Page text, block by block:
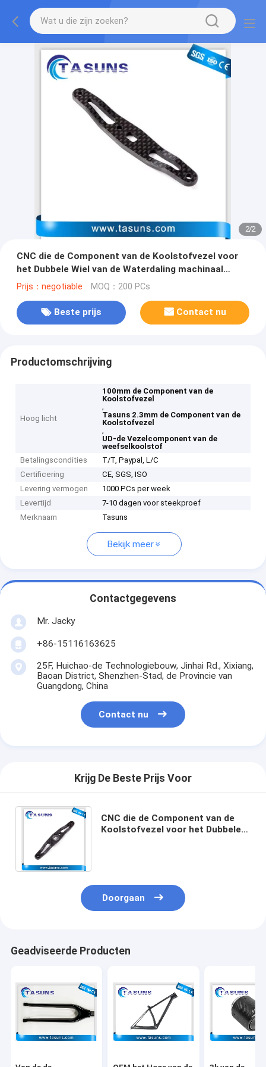
2/2
CNC die de Component van de Koolstofvezel voor
het Dubbele Wiel van de Waterdaling machinaal
bewerken
Prijs：negotiable MOQ：200 PCs
Beste prijs Contact nu
Productomschrijving
Hoog licht
100mm de Component van de
Koolstofvezel
,
Tasuns 2.3mm de Component van de
Koolstofvezel
,
UD-de Vezelcomponent van de
weefselkoolstof
Betalingscondities
T/T, Paypal, L/C
Certificering
CE, SGS, ISO
Levering vermogen
1000 PCs per week
Levertijd
7-10 dagen voor steekproef
Merknaam
Tasuns
Bekijk meer
Contactgegevens
Mr. Jacky
+86-15116163625
25F, Huichao-de Technologiebouw, Jinhai Rd., Xixiang,
Baoan District, Shenzhen-Stad, de Provincie van
Guangdong, China
Contact nu
Krijg De Beste Prijs Voor
CNC die de Component van de
Koolstofvezel voor het Dubbele
Doorgaan
Geadviseerde Producten